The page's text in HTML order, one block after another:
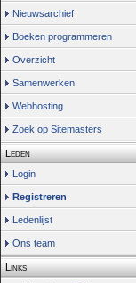
Nieuwsarchief
Boeken programmeren
Overzicht
Samenwerken
Webhosting
Zoek op Sitemasters
Leden
Login
Registreren
Ledenlijst
Ons team
Links